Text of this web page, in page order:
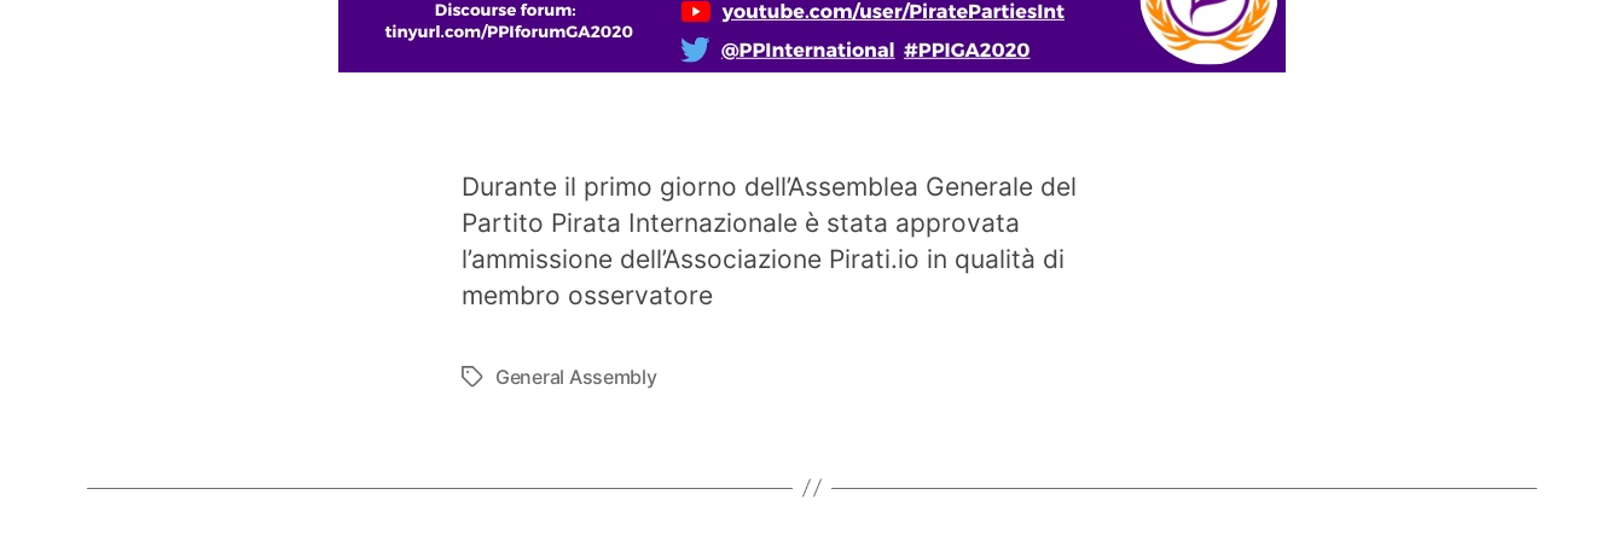
Durante il primo giorno dell’Assemblea Generale del
Partito Pirata Internazionale è stata approvata
l’ammissione dell’Associazione Pirati.io in qualità di
membro osservatore
Tag General Assembly